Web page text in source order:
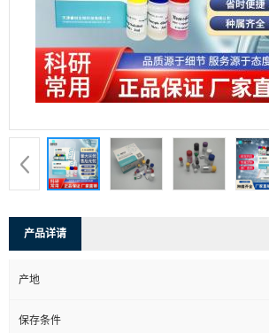
产品详请
产地
保存条件